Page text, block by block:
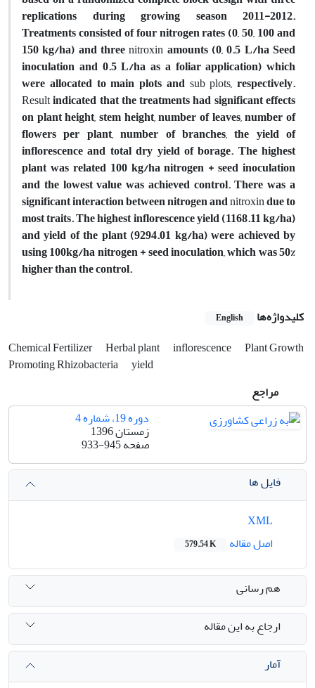
replications during growing season 2011-2012.
Treatments consisted of four nitrogen rates (0, 50, 100 and
150 kg/ha) and threenitroxin amounts (0, 0.5 L/ha Seed
inoculation and 0.5 L/ha as a foliar application) which
were allocated to main plots and sub plots, respectively.
Resultindicated that the treatments had significant effects
on plant height, stem height, number of leaves, number of
flowers per plant, number of branches, the yield of
inflorescence and total dry yield of borage. The highest
plant was related 100 kg/ha nitrogen + seed inoculation
and the lowest value was achieved control. There was a
significant interaction between nitrogen andnitroxindue to
most traits. The highest inflorescence yield (1168.11 kg/ha)
and yield of the plant (9294.01 kg/ha) were achieved by
using 100kg/ha nitrogen + seed inoculation, which was 50%
higher than the control.
کلیدواژه‌ها English
Chemical Fertilizer Herbal plant inflorescence
Plant Growth
Promoting Rhizobacteria
yield
مراجع
دوره 19، شماره 4
زمستان 1396
صفحه933-945
فایل ها
اصل مقاله
579.54 K
هم رسانی
ارجاع به این مقاله
آمار